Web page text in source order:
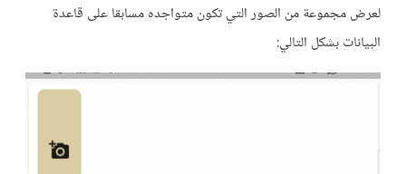
لعرض مجموعة من الصور التي تكون متواجده مسابقا على قاعدة
البيانات بشكل التالي: